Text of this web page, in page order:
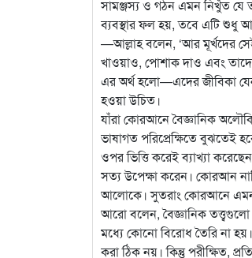
সামঞ্জস্য ও গঠন এমন নিখুঁত যে
ব্যবস্থার ফল হয়, তবে এটি শুধু
—আল্লাহ বলেন, ‘আর মূর্খদের
খাওয়াও, পোশাক দাও এবং
এর অর্থ হলো—এদের জীবিকা যেন
হওয়া উচিত।
যাঁরা কোরআনে বৈজ্ঞানিক
ভাষাগত পরিপ্রেক্ষিতে বুঝতেই
ওপর ভিত্তি করেই ব্যাখ্যা
সত্য উপেক্ষা করেন। কোরআন
আলোকে। সুতরাং কোরআনে এমন
আরো বলেন, বৈজ্ঞানিক
মধ্যে কোনো বিরোধ তৈরি না
করা ঠিক নয়। কিন্তু পরীক্ষিত,